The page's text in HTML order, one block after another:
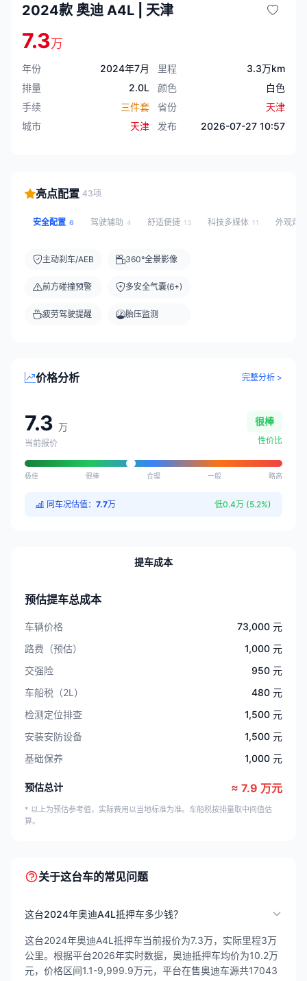
2024款 奥迪 A4L | 天津
7.3万
年份 2024年7月 里程
3.3万km
排量
2.0L 颜色
白色
手续
三件套 省份
天津
城市
天津 发布 2026-07-27 10:57
亮点配置 43项
安全配置 6 驾驶辅助 4 舒适便捷 13 科技多媒体 11 外观灯
主动刹车/AEB
前方碰撞预警
疲劳驾驶提醒
360°全景影像
多安全气囊(6+)
胎压监测
价格分析 完整分析 >
7.3 万
当前报价
很棒
性价比
极佳 很棒 合理 一般 略高
同车况估值： 7.7万 低0.4万 (5.2%)
提车成本
预估提车总成本
车辆价格
73,000 元
路费（预估）
1,000 元
交强险
950 元
车船税（2L）
480 元
检测定位排查
1,500 元
安装安防设备
1,500 元
基础保养
1,000 元
预估总计 ≈ 7.9 万元
* 以上为预估参考值，实际费用以当地标准为准。车船税按排量取中间值估
算。
关于这台车的常见问题
这台2024年奥迪A4L抵押车多少钱？
这台2024年奥迪A4L抵押车当前报价为7.3万，实际里程3万
公里。根据平台2026年实时数据，奥迪抵押车均价为10.2万
元，价格区间1.1-9,999.9万元，平台在售奥迪车源共17043